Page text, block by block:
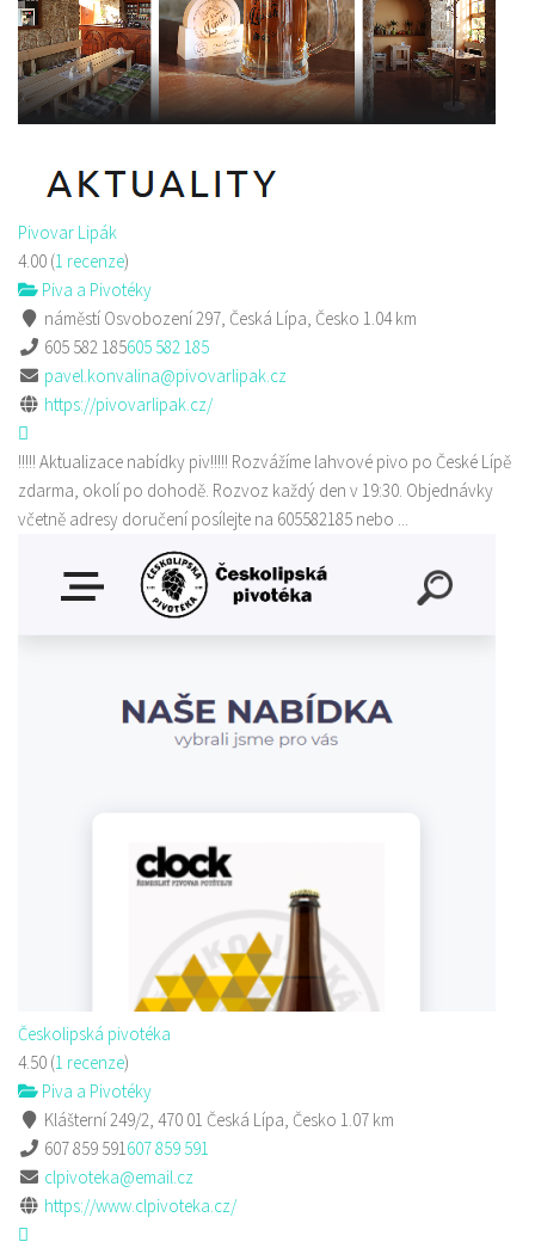
Pivovar Lipák
4.00 (1 recenze)
Piva a Pivotéky
náměstí Osvobození 297, Česká Lípa, Česko 1.04 km
605 582 185605 582 185
pavel.konvalina@pivovarlipak.cz
https://pivovarlipak.cz/
!!!!! Aktualizace nabídky piv!!!!! Rozvážíme lahvové pivo po České Lípě
zdarma, okolí po dohodě. Rozvoz každý den v 19:30. Objednávky
včetně adresy doručení posílejte na 605582185 nebo ...
Českolipská pivotéka
4.50 (1 recenze)
Piva a Pivotéky
Klášterní 249/2, 470 01 Česká Lípa, Česko 1.07 km
607 859 591607 859 591
clpivoteka@email.cz
https://www.clpivoteka.cz/